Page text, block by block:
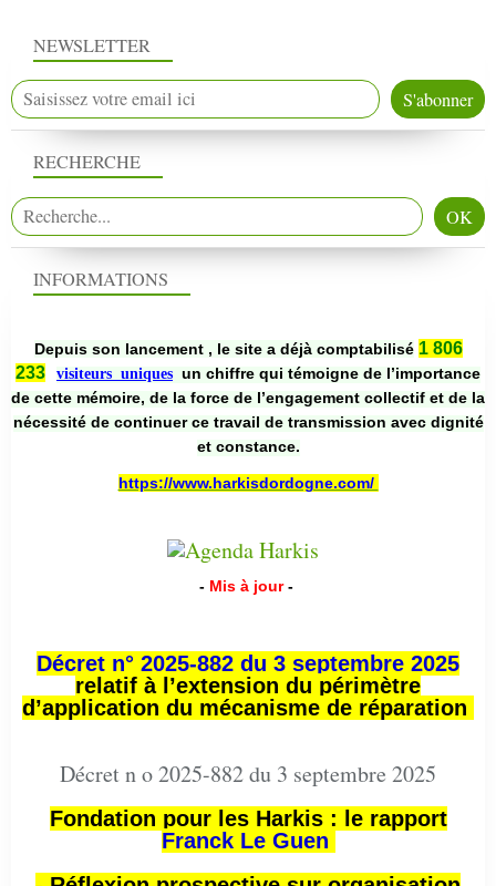
NEWSLETTER
RECHERCHE
INFORMATIONS
Depuis son lancement , le site a déjà comptabilisé 1 806
233
visiteurs uniques un chiffre qui témoigne de l’importance
de cette mémoire, de la force de l’engagement collectif et de la
nécessité de continuer ce travail de transmission avec dignité
et constance.
https://www.harkisdordogne.com/
- Mis à jour -
Décret n° 2025-882 du 3 septembre 2025
relatif à l’extension du périmètre
d’application du mécanisme de réparation
Décret n o 2025-882 du 3 septembre 2025
Fondation pour les Harkis : le rapport
Franck Le Guen